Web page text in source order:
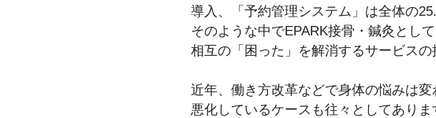
導入、「予約管理システム」は全体の
そのような中でEPARK接骨・鍼灸とし
相互の「困った」を解消するサービスの
近年、働き方改革などで身体の悩みは
悪化しているケースも往々としてあり